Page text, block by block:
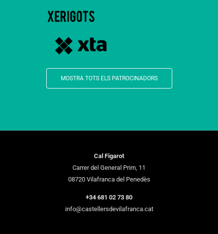
MOSTRA TOTS ELS PATROCINADORS
Cal Figarot
Carrer del General Prim, 11
08720 Vilafranca del Penedès
+34 681 02 73 80
info@castellersdevilafranca.cat